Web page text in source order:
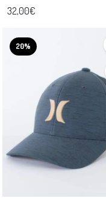
32,00€
20%